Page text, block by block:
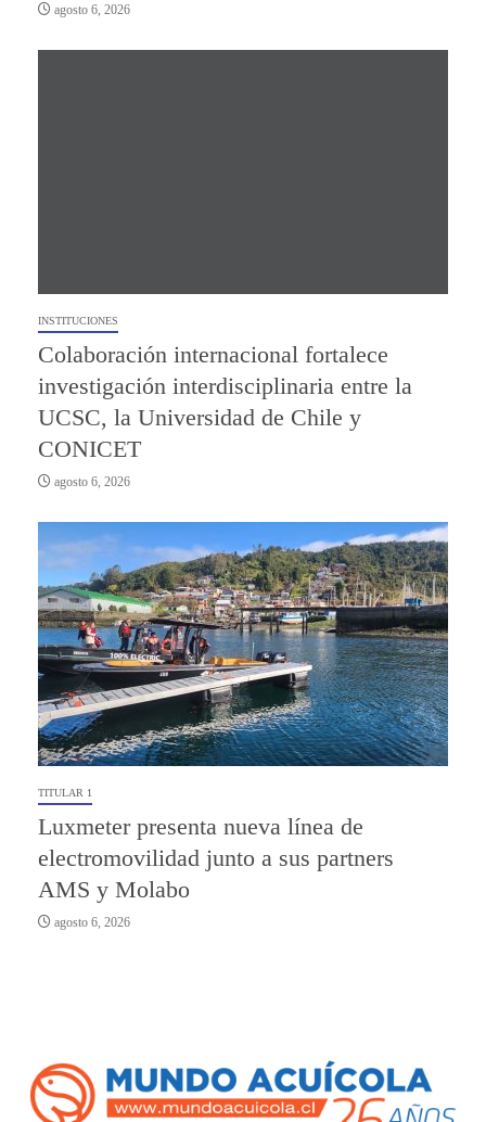
agosto 6, 2026
INSTITUCIONES
Colaboración internacional fortalece
investigación interdisciplinaria entre la
UCSC, la Universidad de Chile y
CONICET
agosto 6, 2026
TITULAR 1
Luxmeter presenta nueva línea de
electromovilidad junto a sus partners
AMS y Molabo
agosto 6, 2026